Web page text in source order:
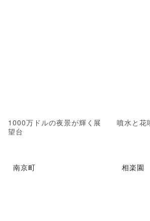
1000万ドルの夜景が輝く展
望台
噴水と花
南京町 相楽園